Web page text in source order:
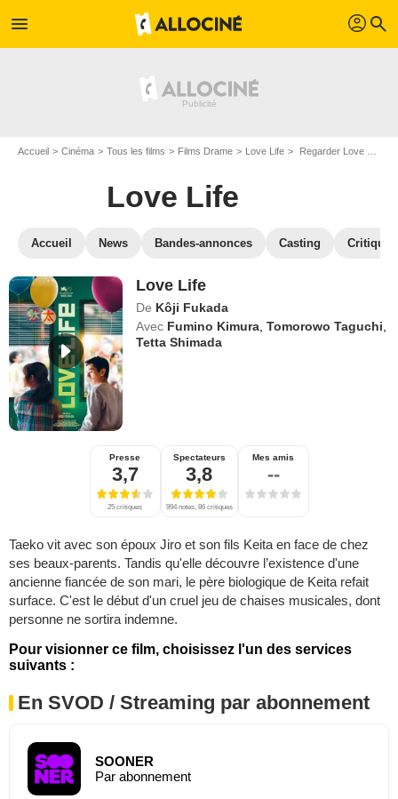
menu profil search
Accueil Cinéma Tous les films Films Drame Love Life Regarder Love Life en SVOD
Love Life
Accueil News Bandes-annonces Casting
Love Life
De Kôji Fukada
Avec Fumino Kimura ,Tomorowo Taguchi
Tetta Shimada
Presse
3,7
25 critiques
Spectateurs
3,8
994 notes, 86 critiques
Mes amis
--
Taeko vit avec son époux Jiro et son fils Keita en face de chez
ses beaux-parents. Tandis qu'elle découvre l’existence d'une
ancienne fiancée de son mari, le père biologique de Keita refait
surface. C'est le début d'un cruel jeu de chaises musicales, dont
personne ne sortira indemne.
Pour visionner ce film, choisissez l'un des services
suivants :
En SVOD / Streaming par abonnement
SOONER
Par abonnement